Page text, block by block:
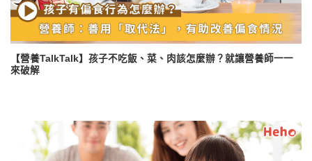
【營養TalkTalk】孩子不吃飯、菜、肉該怎麼辦？就讓營養師一一
來破解